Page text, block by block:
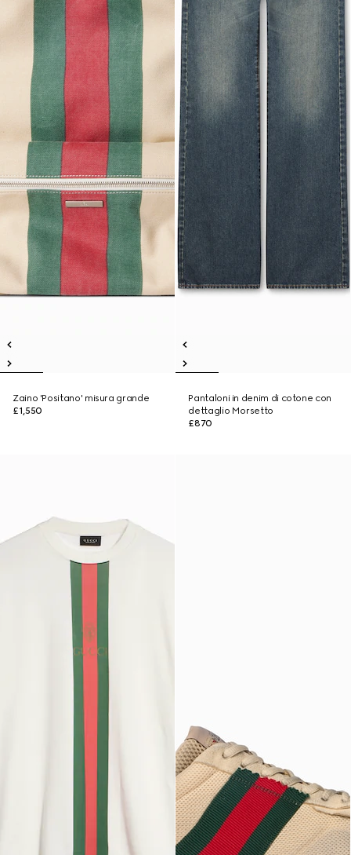
Zaino 'Positano' misura grande
£1,550
Pantaloni in denim di cotone con
dettaglio Morsetto
£870